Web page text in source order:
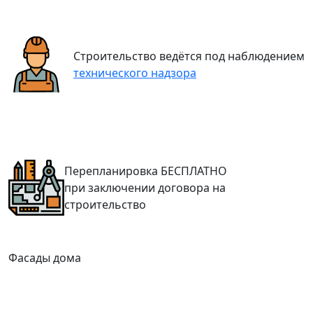
Строительство ведётся под наблюдением
технического надзора
Перепланировка БЕСПЛАТНО
при заключении договора на
строительство
Фасады дома